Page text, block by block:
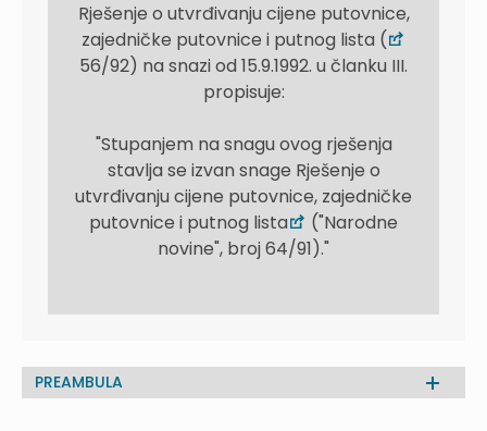
Rješenje o utvrđivanju cijene putovnice,
zajedničke putovnice i putnog lista (
56/92) na snazi od 15.9.1992. u članku III.
propisuje:
"Stupanjem na snagu ovog rješenja
stavlja se izvan snage Rješenje o
utvrđivanju cijene putovnice, zajedničke
putovnice i putnog lista
("Narodne
novine", broj 64/91)."
PREAMBULA